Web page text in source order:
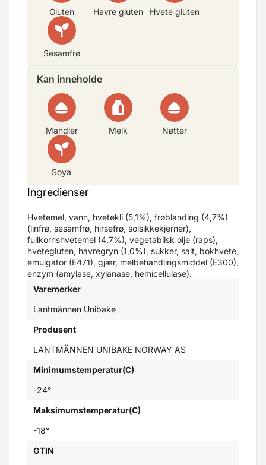
Gluten Havre gluten Hvete gluten
Sesamfrø
Kan inneholde
Mandler Melk Nøtter
Soya
Ingredienser
Hvetemel, vann, hvetekli (5,1%), frøblanding (4,7%)
(linfrø, sesamfrø, hirsefrø, solsikkekjerner),
fullkornshvetemel (4,7%), vegetabilsk olje (raps),
hvetegluten, havregryn (1,0%), sukker, salt, bokhvete,
emulgator (E471), gjær, melbehandlingsmiddel (E300),
enzym (amylase, xylanase, hemicellulase).
Varemerker
Lantmännen Unibake
Produsent
LANTMÄNNEN UNIBAKE NORWAY AS
Minimumstemperatur(C)
-24°
Maksimumstemperatur(C)
-18°
GTIN